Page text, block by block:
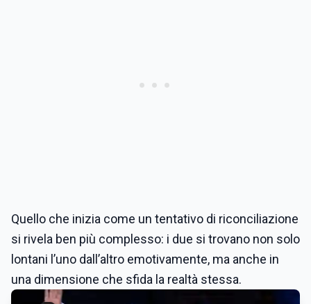
Quello che inizia come un tentativo di riconciliazione
si rivela ben più complesso: i due si trovano non solo
lontani l’uno dall’altro emotivamente, ma anche in
una dimensione che sfida la realtà stessa.